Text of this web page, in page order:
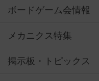
ボードゲーム会情報
メカニクス特集
掲示板・トピックス